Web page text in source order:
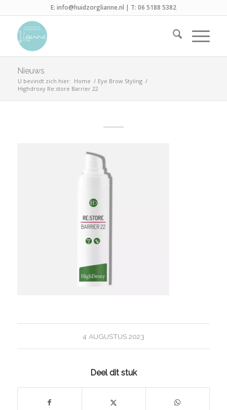
E: info@huidzorglianne.nl | T: 06 5188 5382
Nieuws
U bevindt zich hier: Home / Eye Brow Styling /
Highdroxy Re:store Barrier 22
4 AUGUSTUS 2023
Deel dit stuk